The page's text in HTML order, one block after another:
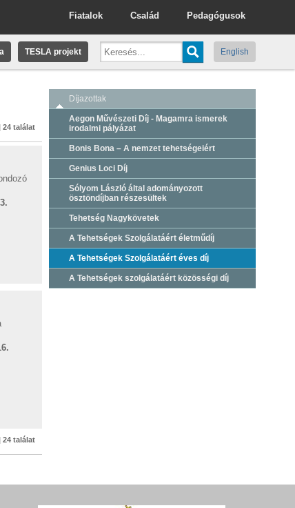
Pedagógusok
Család
Fiatalok
TESLA projekt English
24 találat
24 találat
Díjazottak
Aegon Művészeti Díj - Magamra ismerek
irodalmi pályázat
Bonis Bona – A nemzet tehetségeiért
Genius Loci Díj
Sólyom László által adományozott
ösztöndíjban részesültek
Tehetség Nagykövetek
A Tehetségek Szolgálatáért életműdíj
A Tehetségek Szolgálatáért éves díj
A Tehetségek szolgálatáért közösségi díj